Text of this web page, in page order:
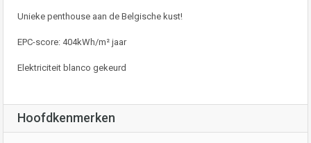
Unieke penthouse aan de Belgische kust!
EPC-score: 404kWh/m² jaar
Elektriciteit blanco gekeurd
Hoofdkenmerken